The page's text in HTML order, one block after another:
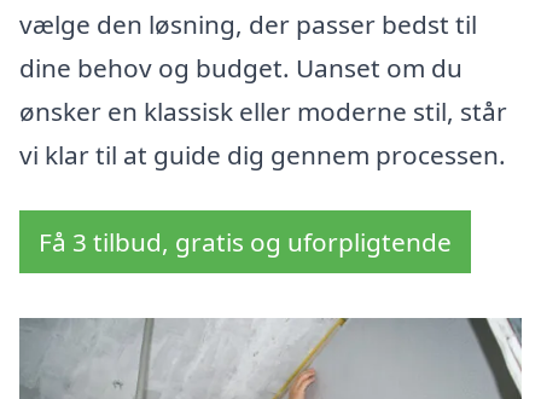
vælge den løsning, der passer bedst til
dine behov og budget. Uanset om du
ønsker en klassisk eller moderne stil, står
vi klar til at guide dig gennem processen.
Få 3 tilbud, gratis og uforpligtende